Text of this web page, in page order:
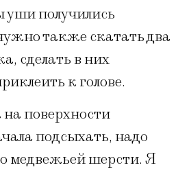
уши получились
также скатать два
сделать в них
к голове.
поверхности
подсыхать, надо
медвежьей шерсти. Я